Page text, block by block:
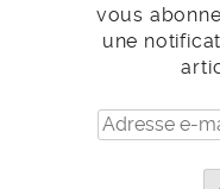
vous
une
Adresse
e-